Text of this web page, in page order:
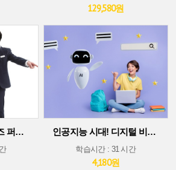
129,580원
무조건 팔리는 세일즈 퍼포먼스 스킬 인공지능 시대! 디지털 비즈니스 플랫폼에서 살아남기(30차시 ver)
학습시간 : 31 시간
4,180원